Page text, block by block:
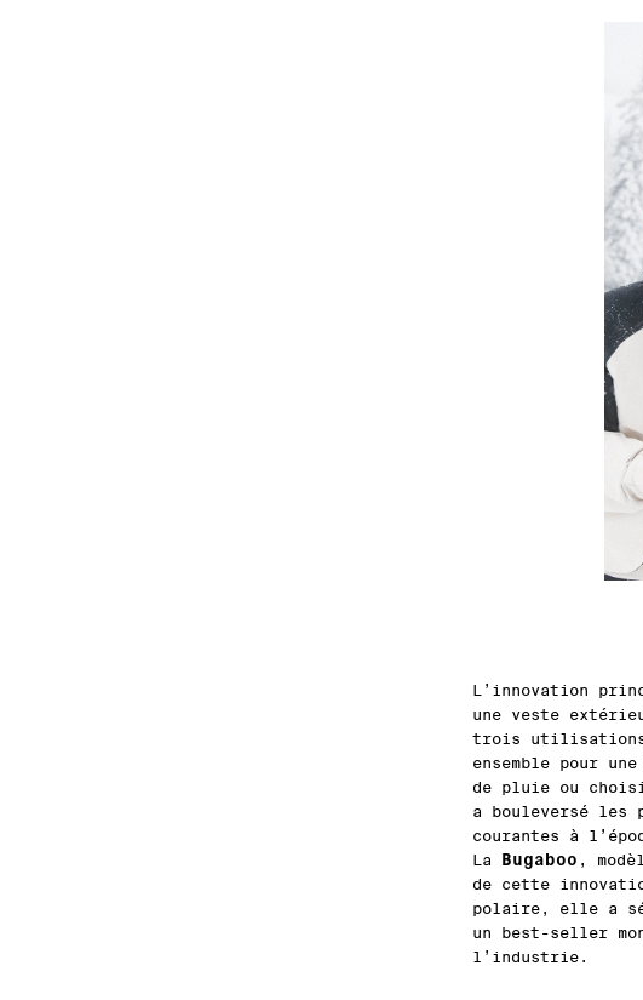
L’innovation
une veste
trois utilisations
ensemble pour
de pluie ou
a bouleversé les
courantes à
La Bugaboo ,
de cette
polaire, elle a
un best-seller
l’industrie.